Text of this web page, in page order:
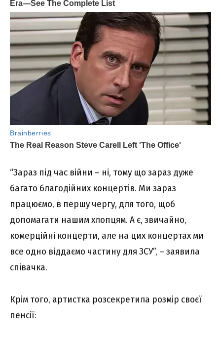
“Зараз під час війни – ні, тому що зараз дуже
багато благодійних концертів. Ми зараз
працюємо, в першу чергу, для того, щоб
допомагати нашим хлопцям. А є, звичайно,
комерційні концерти, але на цих концертах ми
все одно віддаємо частину для ЗСУ”, – заявила
співачка.
Крім того, артистка розсекретила розмір своєї
пенсії: